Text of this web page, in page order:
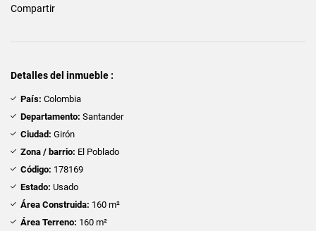
Compartir
Detalles del inmueble :
País: Colombia
Departamento: Santander
Ciudad: Girón
Zona / barrio: El Poblado
Código: 178169
Estado: Usado
Área Construida: 160 m²
Área Terreno: 160 m²